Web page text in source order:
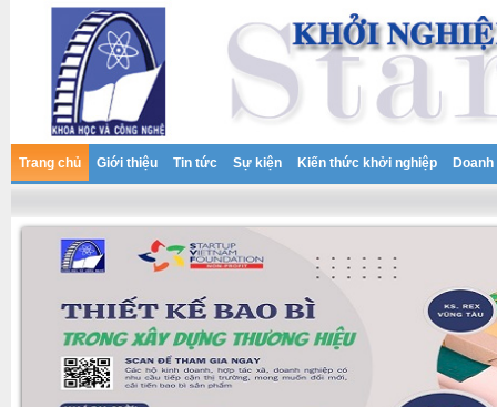
Trang chủ Giới thiệu Tin tức Sự kiện Kiến thức khởi nghiệp